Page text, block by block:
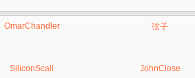
OmarChandler 弦子
SiliconScall JohnClose